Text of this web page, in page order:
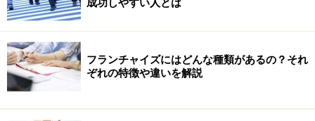
では、“計画倒れ”に終る原因から、考えてみたいと思い
ます。
■そもそも願望から先へ進めない
・“○○したい、夢は○○すること！”とは言うけれど…。夢
フランチャイズにはどんな種類があるの？それ
ぞれの特徴や違いを解説